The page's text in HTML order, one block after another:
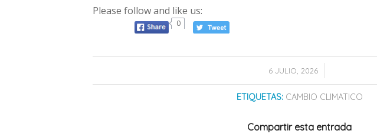
Please follow and like us:
0
6 JULIO, 2026
/
ETIQUETAS: CAMBIO CLIMATICO
Compartir esta entrada